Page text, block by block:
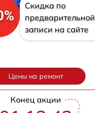
Скидка по
предварительной
записи на сайте
Цены на ремонт
Конец акции